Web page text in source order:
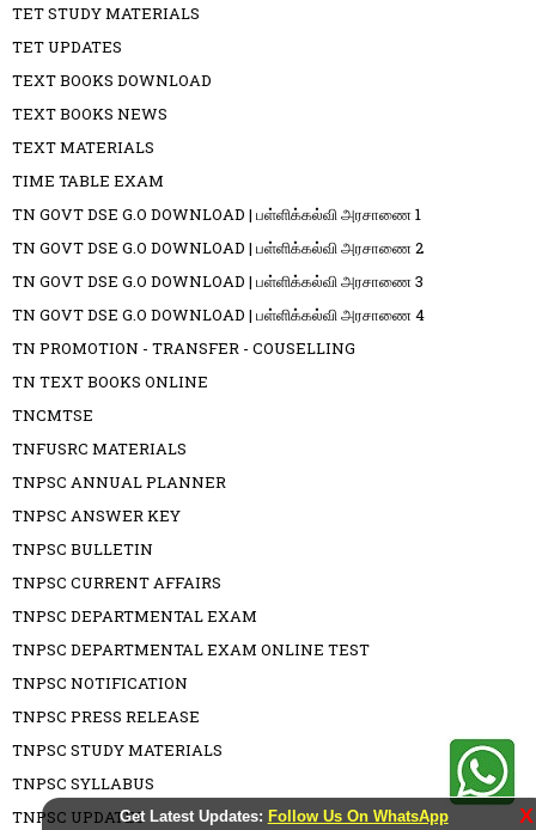
Get Latest Updates: Follow Us On WhatsApp X
TET STUDY MATERIALS
TET UPDATES
TEXT BOOKS DOWNLOAD
TEXT BOOKS NEWS
TEXT MATERIALS
TIME TABLE EXAM
TN GOVT DSE G.O DOWNLOAD | பள்ளிக்கல்வி அரசாணை 1
TN GOVT DSE G.O DOWNLOAD | பள்ளிக்கல்வி அரசாணை 2
TN GOVT DSE G.O DOWNLOAD | பள்ளிக்கல்வி அரசாணை 3
TN GOVT DSE G.O DOWNLOAD | பள்ளிக்கல்வி அரசாணை 4
TN PROMOTION - TRANSFER - COUSELLING
TN TEXT BOOKS ONLINE
TNCMTSE
TNFUSRC MATERIALS
TNPSC ANNUAL PLANNER
TNPSC ANSWER KEY
TNPSC BULLETIN
TNPSC CURRENT AFFAIRS
TNPSC DEPARTMENTAL EXAM
TNPSC DEPARTMENTAL EXAM ONLINE TEST
TNPSC NOTIFICATION
TNPSC PRESS RELEASE
TNPSC STUDY MATERIALS
TNPSC SYLLABUS
TNPSC UPDATES